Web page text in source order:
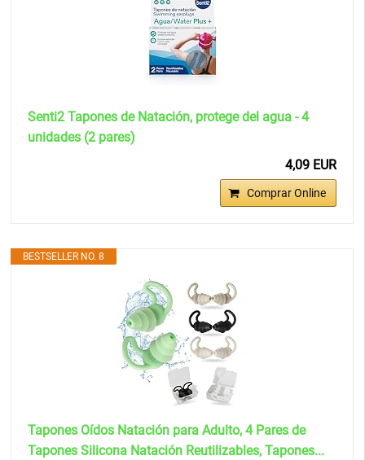
Senti2 Tapones de Natación, protege del agua - 4
unidades (2 pares)
4,09 EUR
Comprar Online
BESTSELLER NO. 8
Tapones Oídos Natación para Adulto, 4 Pares de
Tapones Silicona Natación Reutilizables, Tapones...